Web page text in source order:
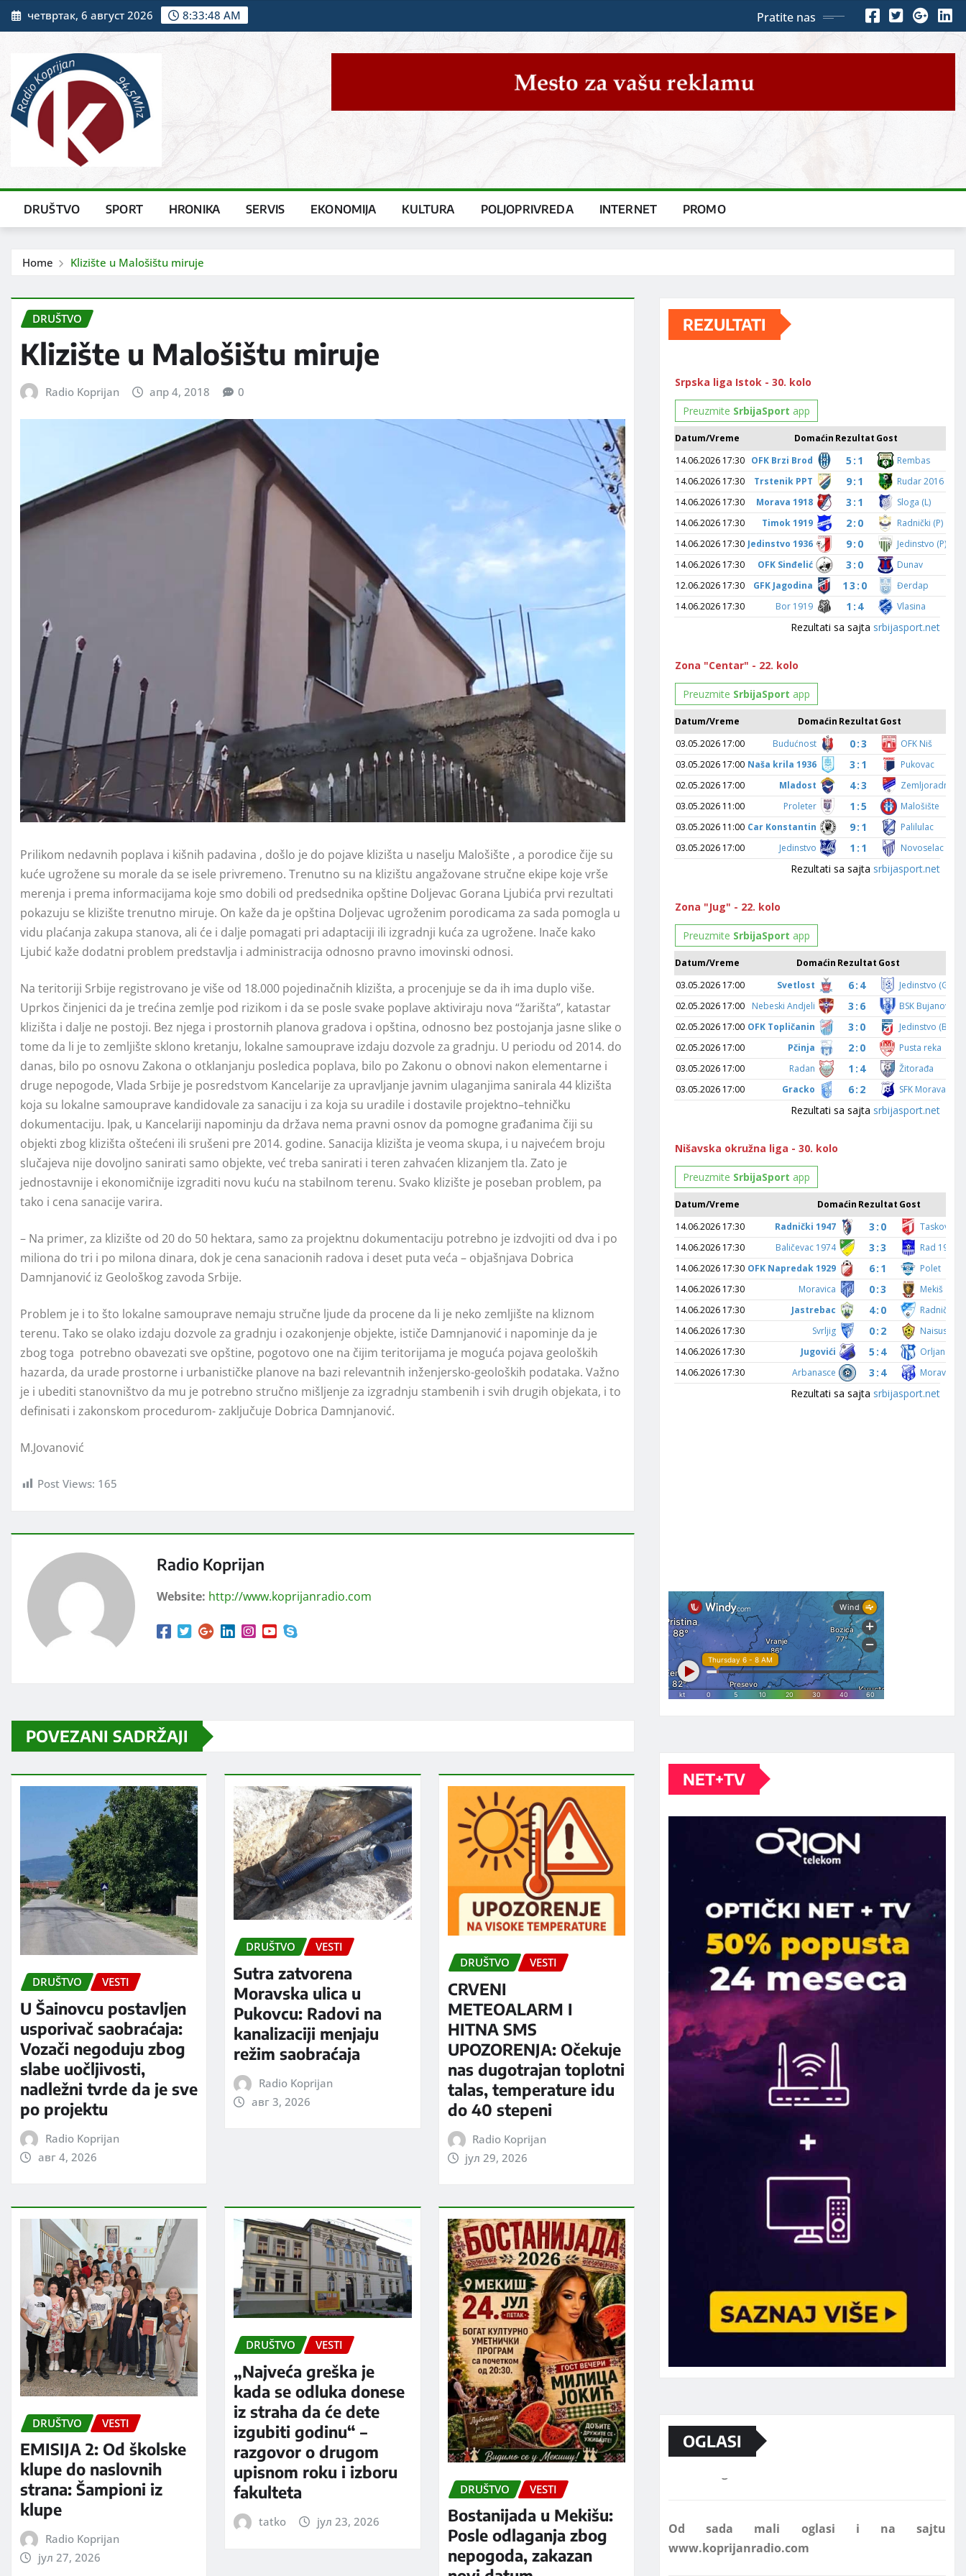
Skip
to
четвртак, 6 август 2026 8:33:49 AM Pratite nas
DRUŠTVO SPORT HRONIKA SERVIS EKONOMIJA KULTURA POLJOPRIVREDA INTERNET PROMO
Home Klizište u Malošištu miruje
DRUŠTVO
Klizište u Malošištu miruje
Radio Koprijan апр 4, 2018 0
Prilikom nedavnih poplava i kišnih padavina , došlo je do pojave klizišta u naselju Malošište , a porodice čije su
kuće ugrožene su morale da se isele privremeno. Trenutno su na klizištu angažovane stručne ekipe koje vrše
merenja i prema informacijama koje smo dobili od predsednika opštine Doljevac Gorana Ljubića prvi rezultati
pokazuju se klizište trenutno miruje. On kaže da je opština Doljevac ugroženim porodicama za sada pomogla u
vidu plaćanja zakupa stanova, ali će i dalje pomagati pri adaptaciji ili izgradnji kuća za ugrožene. Inače kako
Ljubić kaže dodatni problem predstavlja i administracija odnosno pravno imovinski odnosi.
Na teritoriji Srbije registrovano je više od 18.000 pojedinačnih klizišta, a procenjuje se da ih ima duplo više.
Uprkos činjenici da je trećina zemlje pod rizikom i da se posle svake poplave aktiviraju nova “žarišta”, katastar
klizišta i dalje ne postoji. Bez njega i prostornih planova gradova i opština, odnosno bez postojanja jasne slike o
tome da li je to zemljište sklono kretanju, lokalne samouprave izdaju dozvole za gradnju. U periodu od 2014. do
danas, bilo po osnovu Zakona o otklanjanju posledica poplava, bilo po Zakonu o obnovi nakon elementarne i
druge nepogode, Vlada Srbije je posredstvom Kancelarije za upravljanje javnim ulaganjima sanirala 44 klizišta
koja su lokalne samouprave kandidovale za sanaciju i za koja su uradile i dostavile projektno–tehničku
dokumentaciju. Ipak, u Kancelariji napominju da država nema pravni osnov da pomogne građanima čiji su
objekti zbog klizišta oštećeni ili srušeni pre 2014. godine. Sanacija klizišta je veoma skupa, i u najvećem broju
slučajeva nije dovoljno sanirati samo objekte, već treba sanirati i teren zahvaćen klizanjem tla. Zato je
jednostavnije i ekonomičnije izgraditi novu kuću na stabilnom terenu. Svako klizište je poseban problem, pa
tako i cena sanacije varira.
– Na primer, za klizište od 20 do 50 hektara, samo za projektnu dokumentaciju potrebno je izdvojiti od dva i po
miliona do tri i po milona dinara, dok je cena sanacionih radova i deset puta veća – objašnjava Dobrica
Damnjanović iz Geološkog zavoda Srbije.
Problem je i to što lokalne samouprave nemaju stručne ljude da procene da li je neko zemljište na kliznom
terenu. Tako se olako izdaju dozvole za gradnju i ozakonjenje objekte, ističe Damnjanović i napominje da je
zbog toga potrebno obavezati sve opštine, pogotovo one na čijim teritorijama je moguća pojava geoloških
hazarda, da urade prostorne i urbanističke planove na bazi relevantnih inženjersko-geoloških podataka. Važno
je i ubediti stanovništvo da mu je potrebno stručno mišljenje za izgradnju stambenih i svih drugih objekata, i to
definisati i zakonskom procedurom- zaključuje Dobrica Damnjanović.
M.Jovanović
Post Views: 165
Radio Koprijan
Website: http://www.koprijanradio.com
POVEZANI SADRŽAJI
DRUŠTVO VESTI
U Šainovcu postavljen
usporivač saobraćaja:
Vozači negoduju zbog
slabe uočljivosti,
nadležni tvrde da je sve
po projektu
Radio Koprijan
авг 4, 2026
DRUŠTVO VESTI
Sutra zatvorena
Moravska ulica u
Pukovcu: Radovi na
kanalizaciji menjaju
režim saobraćaja
Radio Koprijan
авг 3, 2026
DRUŠTVO VESTI
CRVENI
METEOALARM I
HITNA SMS
UPOZORENJA: Očekuje
nas dugotrajan toplotni
talas, temperature idu
do 40 stepeni
Radio Koprijan
јул 29, 2026
DRUŠTVO VESTI
EMISIJA 2: Od školske
klupe do naslovnih
strana: Šampioni iz
klupe
Radio Koprijan
јул 27, 2026
DRUŠTVO VESTI
„Najveća greška je
kada se odluka donese
iz straha da će dete
izgubiti godinu“ –
razgovor o drugom
upisnom roku i izboru
fakulteta
tatko јул 23, 2026
DRUŠTVO VESTI
Bostanijada u Mekišu:
Posle odlaganja zbog
nepogoda, zakazan
REZULTATI
NET+TV
OGLASI
Marketing telefon 062 463 002